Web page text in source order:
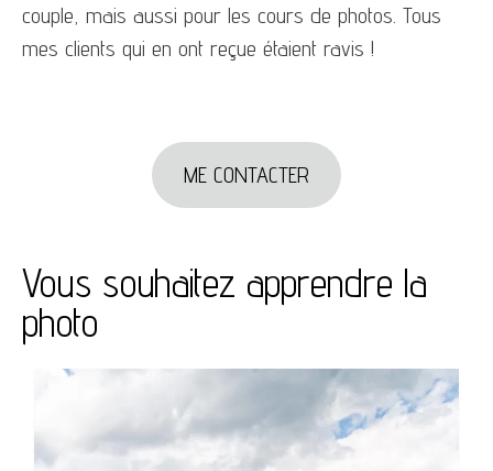
couple, mais aussi pour les cours de photos. Tous
mes clients qui en ont reçue étaient ravis !
ME CONTACTER
Vous souhaitez apprendre la
photo